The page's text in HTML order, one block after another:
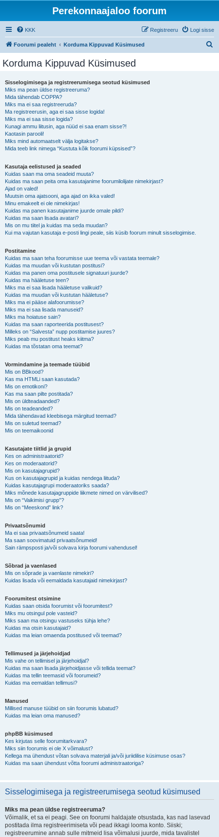
Perekonnaajaloo foorum
KKK Logi sisse
Registreeru
Foorumi pealeht Korduma Kippuvad Küsimused
Korduma Kippuvad Küsimused
Sisselogimisega ja registreerumisega seotud küsimused
Miks ma pean üldse registreeruma?
Mida tähendab COPPA?
Miks ma ei saa registreeruda?
Ma registreerusin, aga ei saa sisse logida!
Miks ma ei saa sisse logida?
Kunagi ammu liitusin, aga nüüd ei saa enam sisse?!
Kaotasin parooli!
Miks mind automaatselt välja logitakse?
Mida teeb link nimega “Kustuta kõik foorumi küpsised”?
Kasutaja eelistused ja seaded
Kuidas saan ma oma seadeid muuta?
Kuidas ma saan peita oma kasutajanime foorumilolijate nimekirjast?
Ajad on valed!
Muutsin oma ajatsooni, aga ajad on ikka valed!
Minu emakeelt ei ole nimekirjas!
Kuidas ma panen kasutajanime juurde omale pildi?
Kuidas ma saan lisada avatari?
Mis on mu tiitel ja kuidas ma seda muudan?
Kui ma vajutan kasutaja e-posti lingi peale, siis küsib foorum minult sisselogimise.
Postitamine
Kuidas ma saan teha foorumisse uue teema või vastata teemale?
Kuidas ma muudan või kustutan postitusi?
Kuidas ma panen oma postitusele signatuuri juurde?
Kuidas ma hääletuse teen?
Miks ma ei saa lisada hääletuse valikuid?
Kuidas ma muudan või kustutan hääletuse?
Miks ma ei pääse alafoorumisse?
Miks ma ei saa lisada manuseid?
Miks ma hoiatuse sain?
Kuidas ma saan raporteerida postitusest?
Milleks on “Salvesta” nupp postitamise juures?
Miks peab mu postitust heaks kiitma?
Kuidas ma tõstatan oma teemat?
Vormindamine ja teemade tüübid
Mis on BBkood?
Kas ma HTMLi saan kasutada?
Mis on emotikoni?
Kas ma saan pilte postitada?
Mis on üldteadaanded?
Mis on teadeanded?
Mida tähendavad kleebisega märgitud teemad?
Mis on suletud teemad?
Mis on teemaikoonid
Kasutajate tiitlid ja grupid
Kes on administraatorid?
Kes on moderaatorid?
Mis on kasutajagrupid?
Kus on kasutajagrupid ja kuidas nendega liituda?
Kuidas kasutajagrupi moderaatoriks saada?
Miks mõnede kasutajagruppide liikmete nimed on värvilised?
Mis on “Vaikimisi grupp”?
Mis on “Meeskond” link?
Privaatsõnumid
Ma ei saa privaatsõnumeid saata!
Ma saan soovimatuid privaatsõnumeid!
Sain rämpsposti ja/või solvava kirja foorumi vahendusel!
Sõbrad ja vaenlased
Mis on sõprade ja vaenlaste nimekiri?
Kuidas lisada või eemaldada kasutajaid nimekirjast?
Foorumitest otsimine
Kuidas saan otsida foorumist või foorumitest?
Miks mu otsingul pole vasteid?
Miks saan ma otsingu vastuseks tühja lehe?
Kuidas ma otsin kasutajaid?
Kuidas ma leian omaenda postitused või teemad?
Tellimused ja järjehoidjad
Mis vahe on tellimisel ja järjehoidjal?
Kuidas ma saan lisada järjehoidjasse või tellida teemat?
Kuidas ma tellin teemasid või foorumeid?
Kuidas ma eemaldan tellimusi?
Manused
Millised manuse tüübid on siin foorumis lubatud?
Kuidas ma leian oma manused?
phpBB küsimused
Kes kirjutas selle foorumitarkvara?
Miks siin foorumis ei ole X võimalust?
Kellega ma ühendust võtan solvava materjali ja/või juriidilise küsimuse osas?
Kuidas ma saan ühendust võtta foorumi administraatoriga?
Sisselogimisega ja registreerumisega seotud küsimused
Miks ma pean üldse registreeruma?
Võimalik, et sa ei peagi. See on foorumi haldajate otsustada, kas nad lasevad
postitada ilma registreerimiseta või pead ikkagi looma konto. Siiski;
registreerumine annab sulle mitmeid lisa võimalusi juurde, mida tavalistel